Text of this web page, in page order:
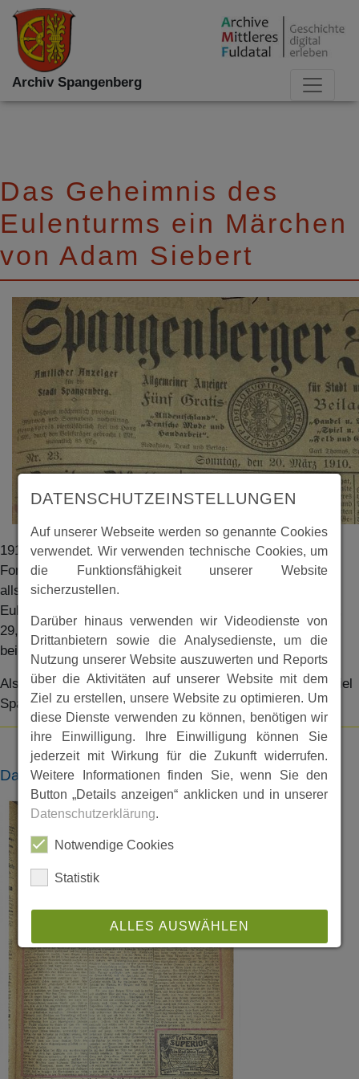
Archiv Spangenberg
Das Geheimnis des
Eulenturms ein Märchen
von Adam Siebert
1910 veröffentlichte die Spangenberger Zeitung in 5
Fortsetzungen ein Märchen von Adam Siebert, unserem
allseits geschätzten Heimatdichter. “Das Geheimnis des
Eulenturms” erschien in den 1910er Ausgaben Nr. 23, 25,
29, 33 und 35. Die jeweilen Seiten sind in der Anlage
beigefügt und die Textstellen rot markiert.
Also lest nach was es mit dem Eulenturm auf sich hat. Viel
Spass beim Lesen.
Dateien
DATENSCHUTZEINSTELLUNGEN
Auf unserer Webseite werden so genannte Cookies
verwendet. Wir verwenden technische Cookies, um
die Funktionsfähigkeit unserer Website
sicherzustellen.
Darüber hinaus verwenden wir Videodienste von
Drittanbietern sowie die Analysedienste, um die
Nutzung unserer Website auszuwerten und Reports
über die Aktivitäten auf unserer Website mit dem
Ziel zu erstellen, unsere Website zu optimieren. Um
diese Dienste verwenden zu können, benötigen wir
ihre Einwilligung. Ihre Einwilligung können Sie
jederzeit mit Wirkung für die Zukunft widerrufen.
Weitere Informationen finden Sie, wenn Sie den
Button „Details anzeigen“ anklicken und in unserer
Datenschutzerklärung.
Notwendige Cookies
Statistik
ALLES AUSWÄHLEN
ABLEHNEN
SPEICHERN
Details anzeigen